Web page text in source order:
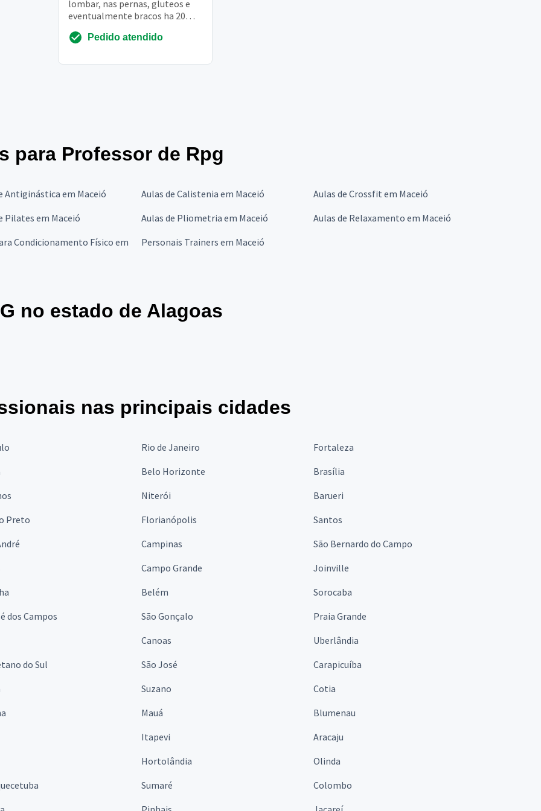
lombar, nas pernas, gluteos e
eventualmente bracos ha 20
diagnostico de ...
Pedido atendido
para Professor de Rpg
Antiginástica em Maceió Aulas de Calistenia em Maceió
Aulas de Crossfit em Maceió
Pilates em Maceió
Aulas de Pliometria em Maceió
Aulas de Relaxamento em Maceió
Condicionamento Físico em
Personais Trainers em Maceió
no estado de Alagoas
nas principais cidades
Rio de Janeiro
Fortaleza
Belo Horizonte
Brasília
Niterói
Barueri
Preto
Florianópolis
Santos
Campinas
São Bernardo do Campo
Campo Grande
Joinville
Belém
Sorocaba
dos Campos
São Gonçalo
Praia Grande
Canoas
Uberlândia
do Sul
São José
Carapicuíba
Suzano
Cotia
Mauá
Blumenau
Itapevi
Aracaju
Hortolândia
Olinda
Sumaré
Colombo